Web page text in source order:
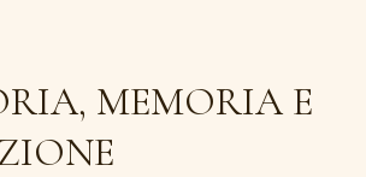
MEMORIA E